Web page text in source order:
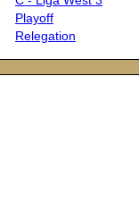
Playoff
Relegation